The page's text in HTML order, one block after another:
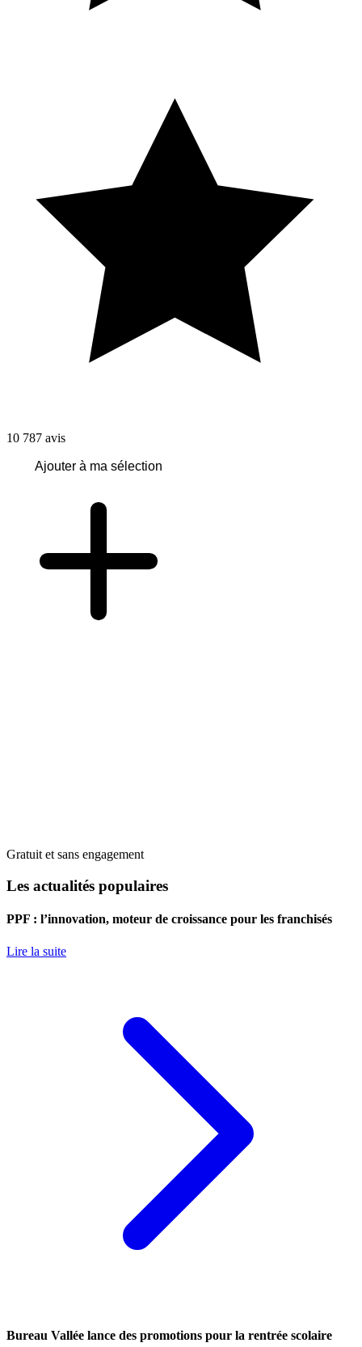
10 787 avis
Ajouter à ma sélection
Gratuit et sans engagement
Les actualités populaires
PPF : l’innovation, moteur de croissance pour les franchisés
Lire la suite
Bureau Vallée lance des promotions pour la rentrée scolaire